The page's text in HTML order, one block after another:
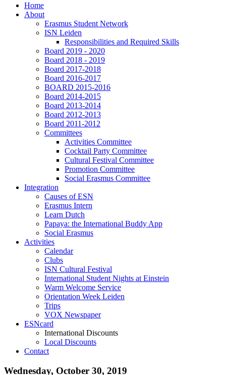
Home
About
Erasmus Student Network
ISN Leiden
Responsibilities and Required Skills
Board 2019 - 2020
Board 2018 - 2019
Board 2017-2018
Board 2016-2017
BOARD 2015-2016
Board 2014-2015
Board 2013-2014
Board 2012-2013
Board 2011-2012
Committees
Activities Committee
Cocktail Party Committee
Cultural Festival Committee
Promotion Committee
Social Erasmus Committee
Integration
Causes of ESN
Erasmus Intern
Learn Dutch
Papaya: the International Buddy App
Social Erasmus
Activities
Calendar
Clubs
ISN Cultural Festival
International Student Nights at Einstein
Warm Welcome Service
Orientation Week Leiden
Trips
VOX Newspaper
ESNcard
International Discounts
Local Discounts
Contact
Wednesday, October 30, 2019